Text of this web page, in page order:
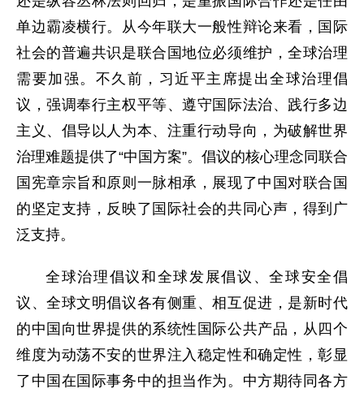
单边霸凌横行。从今年联大一般性辩论来看，国际
社会的普遍共识是联合国地位必须维护，全球治理
需要加强。不久前，习近平主席提出全球治理倡
议，强调奉行主权平等、遵守国际法治、践行多边
主义、倡导以人为本、注重行动导向，为破解世界
治理难题提供了“中国方案”。倡议的核心理念同联合
国宪章宗旨和原则一脉相承，展现了中国对联合国
的坚定支持，反映了国际社会的共同心声，得到广
泛支持。
全球治理倡议和全球发展倡议、全球安全倡
议、全球文明倡议各有侧重、相互促进，是新时代
的中国向世界提供的系统性国际公共产品，从四个
维度为动荡不安的世界注入稳定性和确定性，彰显
了中国在国际事务中的担当作为。中方期待同各方